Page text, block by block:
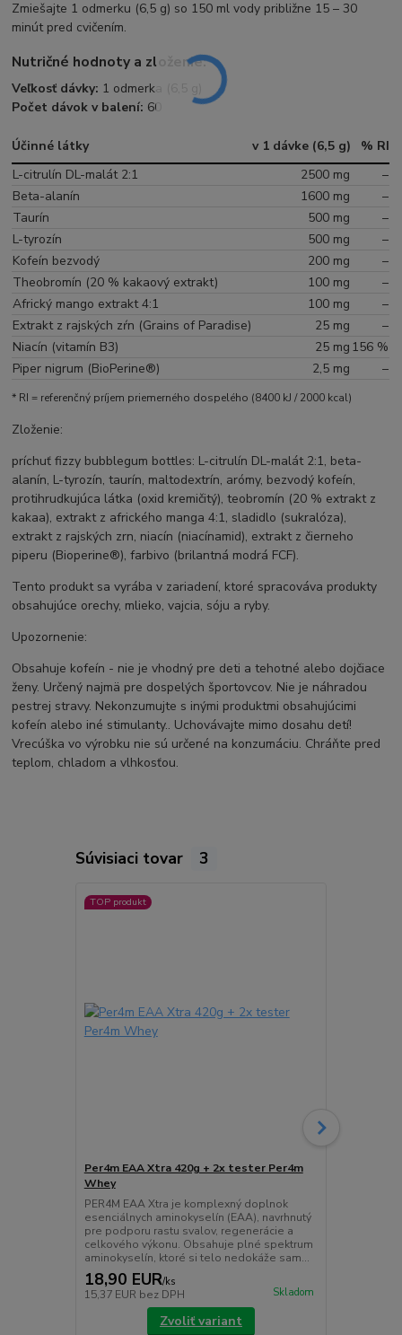
Zmiešajte 1 odmerku (6,5 g) so 150 ml vody približne 15 – 30
minút pred cvičením.
Nutričné hodnoty a zloženie:
Veľkosť dávky: 1 odmerka (6,5 g)
Počet dávok v balení: 60
Účinné látky v 1 dávke (6,5 g)
% RI
L-citrulín DL-malát 2:1
2500 mg
–
Beta-alanín
1600 mg
–
Taurín
500 mg
–
L-tyrozín
500 mg
–
Kofeín bezvodý
200 mg
–
Theobromín (20 % kakaový extrakt)
100 mg
–
Africký mango extrakt 4:1
100 mg
–
Extrakt z rajských zŕn (Grains of Paradise)
25 mg
–
Niacín (vitamín B3)
25 mg 156 %
Piper nigrum (BioPerine®)
2,5 mg –
* RI = referenčný príjem priemerného dospelého (8400 kJ / 2000 kcal)
Zloženie:
príchuť fizzy bubblegum bottles: L-citrulín DL-malát 2:1, beta-
alanín, L-tyrozín, taurín, maltodextrín, arómy, bezvodý kofeín,
protihrudkujúca látka (oxid kremičitý), teobromín (20 % extrakt z
kakaa), extrakt z afrického manga 4:1, sladidlo (sukralóza),
extrakt z rajských zrn, niacín (niacínamid), extrakt z čierneho
piperu (Bioperine®), farbivo (brilantná modrá FCF).
Tento produkt sa vyrába v zariadení, ktoré spracováva produkty
obsahujúce orechy, mlieko, vajcia, sóju a ryby.
Upozornenie:
Obsahuje kofeín - nie je vhodný pre deti a tehotné alebo dojčiace
ženy. Určený najmä pre dospelých športovcov. Nie je náhradou
pestrej stravy. Nekonzumujte s inými produktmi obsahujúcimi
kofeín alebo iné stimulanty.. Uchovávajte mimo dosahu detí!
Vrecúška vo výrobku nie sú určené na konzumáciu. Chráňte pred
teplom, chladom a vlhkosťou.
Súvisiaci tovar 3
TOP produkt
Per4m EAA Xtra 420g + 2x tester Per4m
Whey
PER4M EAA Xtra je komplexný doplnok
esenciálnych aminokyselín (EAA), navrhnutý
pre podporu rastu svalov, regenerácie a
celkového výkonu. Obsahuje plné spektrum
aminokyselín, ktoré si telo nedokáže sam...
18,90 EUR/ks
15,37 EUR bez DPH Skladom
Zvoliť variant